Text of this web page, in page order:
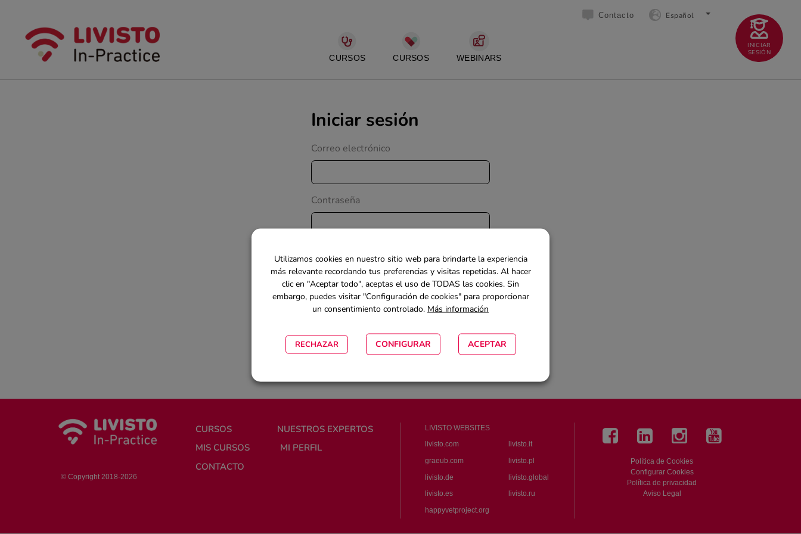
Contacto Español
CURSOS CURSOS WEBINARS
INICIAR
SESIÓN
Iniciar sesión
Correo electrónico
Contraseña
Registro
Darse de baja
© Copyright 2018-2026
CURSOS
NUESTROS EXPERTOS
MIS CURSOS
MI PERFIL
CONTACTO
LIVISTO WEBSITES
livisto.com
graeub.com
livisto.de
livisto.es
happyvetproject.org
livisto.it
livisto.pl
livisto.global
livisto.ru
Política de Cookies
Configurar Cookies
Política de privacidad
Aviso Legal
Utilizamos cookies en nuestro sitio web para brindarte la experiencia
más relevante recordando tus preferencias y visitas repetidas. Al hacer
clic en "Aceptar todo", aceptas el uso de TODAS las cookies. Sin
embargo, puedes visitar "Configuración de cookies" para proporcionar
un consentimiento controlado. Más información
RECHAZAR CONFIGURAR ACEPTAR